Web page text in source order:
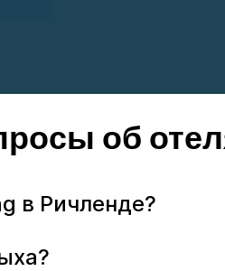
об
в Ричленде?